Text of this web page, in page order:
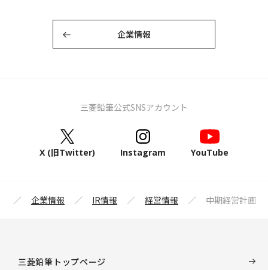
企業情報
三菱鉛筆公式SNSアカウント
X (旧Twitter) Instagram YouTube
企業情報 IR情報 経営情報 中期経営計画
三菱鉛筆トップページ